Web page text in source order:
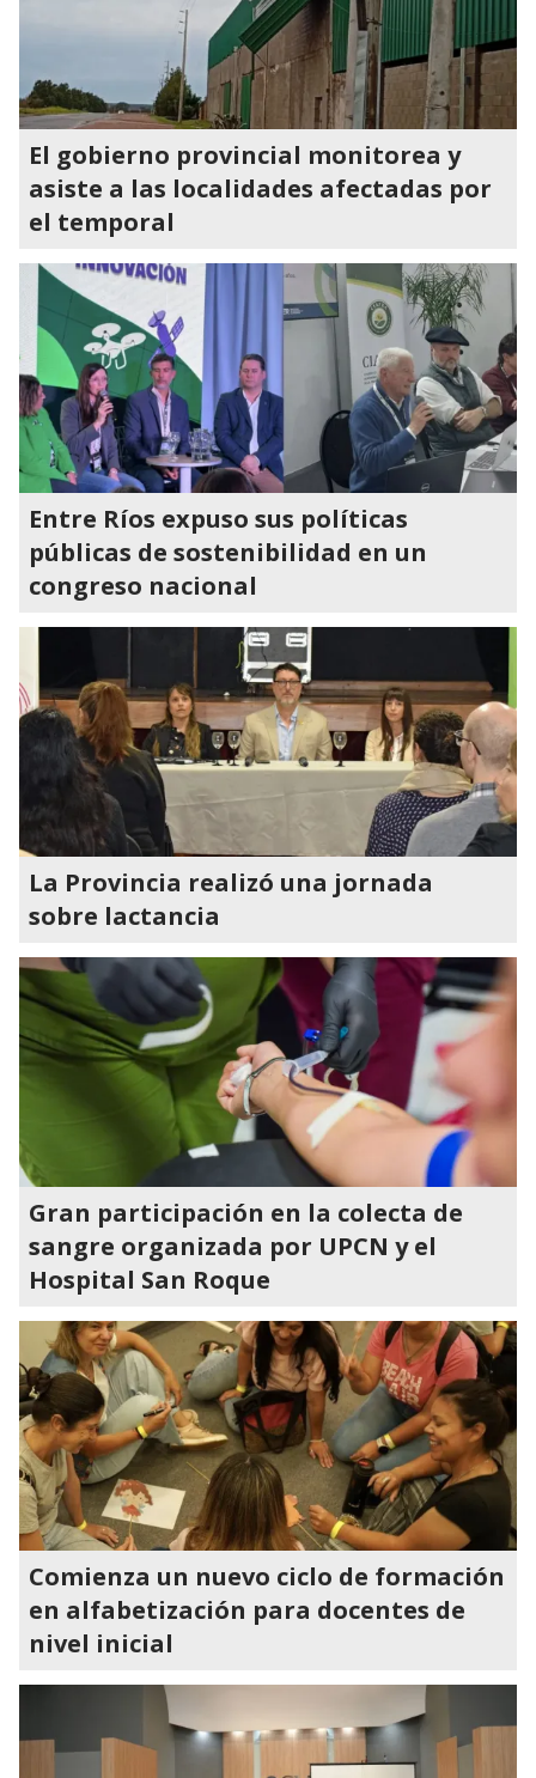
El gobierno provincial monitorea y
asiste a las localidades afectadas por
el temporal
Entre Ríos expuso sus políticas
públicas de sostenibilidad en un
congreso nacional
La Provincia realizó una jornada
sobre lactancia
Gran participación en la colecta de
sangre organizada por UPCN y el
Hospital San Roque
Comienza un nuevo ciclo de formación
en alfabetización para docentes de
nivel inicial